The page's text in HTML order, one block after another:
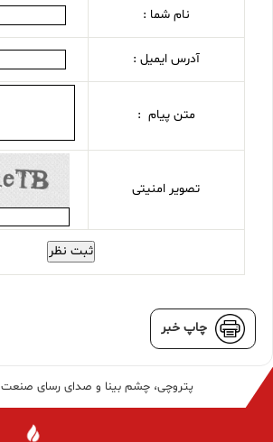
نام شما :
آدرس ایمیل :
متن پیام :
تصویر امنیتی
ثبت نظر
چاپ خبر
پتروچی، چشم بینا و صدای رسای